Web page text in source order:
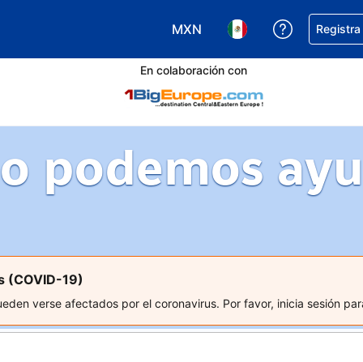
MXN
Elegir tu moneda. Tu moneda
Elegir el idioma que
Obtener
En colaboración con
podemos
(COVID-19)
verse afectados por el coronavirus. Por favor, inicia sesión